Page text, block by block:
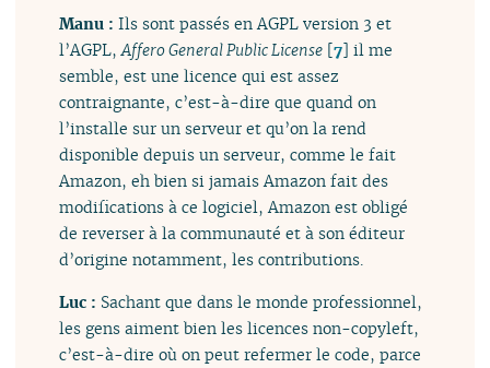
Manu :Ils sont passés en AGPL version 3 et
l’AGPL,Affero General Public License [7] il me
semble, est une licence qui est assez
contraignante, c’est-à-dire que quand on
l’installe sur un serveur et qu’on la rend
disponible depuis un serveur, comme le fait
Amazon, eh bien si jamais Amazon fait des
modifications à ce logiciel, Amazon est obligé
de reverser à la communauté et à son éditeur
d’origine notamment, les contributions.
Luc : Sachant que dans le monde professionnel,
les gens aiment bien les licences non-copyleft,
c’est-à-dire où on peut refermer le code, parce